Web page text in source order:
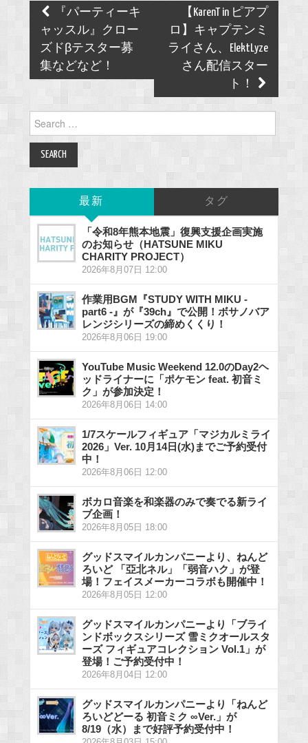
Post
navigation
『パーティーキ
ャッスル』クロー
ズドβテスター募
集などなど！
【KarenT in ピアプ
ロ】キャプテンミ
ライさん、ElektLyze
さん配信スター
ト！
for:
最新 タグ
「令和8年熊本地震」復興支援企画実施
のお知らせ（HATSUNE MIKU
CHARITY PROJECT）
2026年8月07日 12:00
作業用BGM『STUDY WITH MIKU -
part6 -』が『39ch』で公開！ボサノバア
レンジシリーズの締めくくり！
2026年8月06日 19:00
YouTube Music Weekend 12.0のDay2ヘ
ッドライナーに「ポケモン feat. 初音ミ
ク」が参加決定！
2026年8月06日 14:00
1/7スケールフィギュア「マジカルミライ
2026」Ver. 10月14日(水)までご予約受付
中！
2026年8月06日 12:00
ボカロ音楽を和楽器のみで奏でる新ライ
ブ企画！
2026年8月05日 18:00
グッドスマイルカンパニーより、ねんど
ろいど 「亞北ネル」「弱音ハク」が登
場！フェイスメーカーコラボも開催中！
2026年8月05日 12:00
グッドスマイルカンパニーより「ブライ
ンドボックスシリーズ 雪ミクオールスタ
ーズ フィギュアコレクション Vol.1」が
登場！ご予約受付中！
2026年8月04日 12:00
グッドスマイルカンパニーより「ねんど
ろいどどーる 初音ミク ∞Ver.」が
8/19（水）まで好評予約受付中！